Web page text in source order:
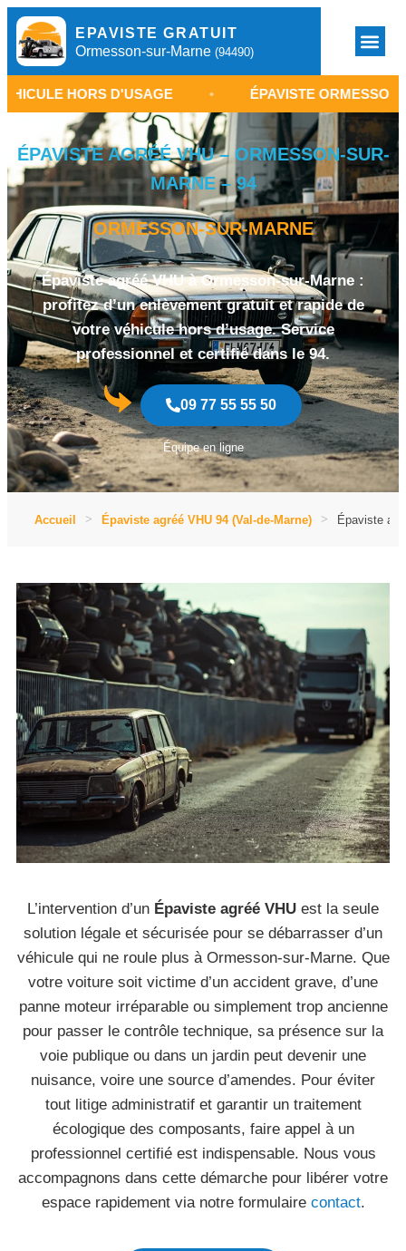
EPAVISTE GRATUIT
Ormesson-sur-Marne (94490)
D'USAGE • ÉPAVISTE ORMESSON-SUR-
ÉPAVISTE AGRÉÉ VHU – ORMESSON-SUR-
MARNE – 94
ORMESSON-SUR-MARNE
Épaviste agréé VHU à Ormesson-sur-Marne :
profitez d’un enlèvement gratuit et rapide de
votre véhicule hors d’usage. Service
professionnel et certifié dans le 94.
09 77 55 55 50
Équipe en ligne
Accueil Épaviste agréé VHU 94 (Val-de-Marne) Épaviste
L’intervention d’un Épaviste agréé VHU est la seule
solution légale et sécurisée pour se débarrasser d’un
véhicule qui ne roule plus à Ormesson-sur-Marne. Que
votre voiture soit victime d’un accident grave, d’une
panne moteur irréparable ou simplement trop ancienne
pour passer le contrôle technique, sa présence sur la
voie publique ou dans un jardin peut devenir une
nuisance, voire une source d’amendes. Pour éviter
tout litige administratif et garantir un traitement
écologique des composants, faire appel à un
professionnel certifié est indispensable. Nous vous
accompagnons dans cette démarche pour libérer votre
espace rapidement via notre formulaire contact.